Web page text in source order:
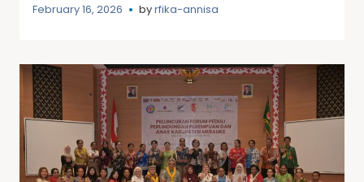
February 16, 2026 byrfika-annisa